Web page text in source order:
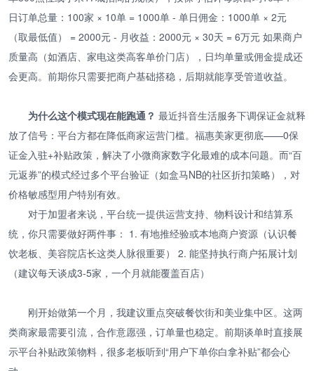
日订单总量：100家 × 10单 = 1000单 - 单日佣金：1000单 × 2元
（取最低值） = 2000元 - 月收益：2000元 × 30天 = 6万元 如果商户
质量高（如酒店、家电这类高客单价门店），日均单量或佣金提成还
会更高。前期你只需要把商户基础搭稳，后期就能享受管道收益。
为什么这个模式现在能跑通？ 最近抖音生活服务下调保证金就释
放了信号：平台方都在降低商家运营门槛。福惠美家更彻底——0保
证金入驻+补贴政策，解决了小微商家数字化最难的成本问题。而“百
元返券”的模式经过多个平台验证（如盒马NB的社区折扣策略），对
价格敏感型用户特别有效。
对于加盟者来说，平台统一提供运营支持、物料设计和结算系
统，你只需要做好两件事： 1. 有地推经验或本地商户资源（认识餐
饮老板、美容院店长这类人脉很重要） 2. 能坚持执行商户拓展计划
（建议每天谈成3-5家，一个月就能覆盖百店）
刚开始做第一个月，我建议重点突破餐饮街和美业集中区。这两
类商家最需要引流，合作意愿强，订单量也稳定。前期谈单时直接展
示平台补贴政策物料，很多老板听到“用户下单你白拿补贴”都会心